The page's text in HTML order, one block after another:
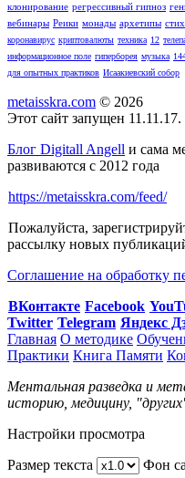
клонирование регрессивный гипноз
вебинары Реики монады архетипы
коронавирус криптовалюты техника 12
информационное поле гиперборея музыка
для опытных практиков Исаакиевский собор
metaisskra.com © 2026
Этот сайт запущен 11.11.17.
Блог Digitall Angell и сама
развиваются с 2012 года
https://metaisskra.com/feed/
Пожалуйста,
рассылку новых
Соглашение на обработку
ВКонтакте Facebook You
Twitter Telegram Яндекс
Главная О методике
Практики Книга Памяти
Ментальная разведка и
историю, медицину,
Настройки просмотра
Размер текста
Фон